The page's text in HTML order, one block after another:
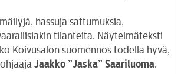
hassuja sattumuksia,
tilanteita. Näytelmäteksti
Koivusalon suomennos todella hyvä,
Jaakko ”Jaska” Saariluoma.